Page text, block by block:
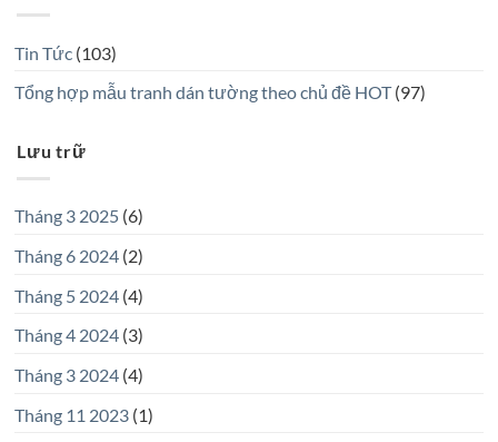
Tin Tức(103)
Tổng hợp mẫu tranh dán tường theo chủ đề HOT(97)
Lưu trữ
Tháng 3 2025(6)
Tháng 6 2024(2)
Tháng 5 2024(4)
Tháng 4 2024(3)
Tháng 3 2024(4)
Tháng 11 2023(1)